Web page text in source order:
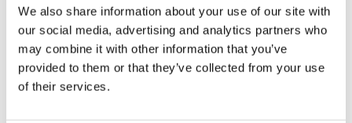
We also share information about your use of our site with
our social media, advertising and analytics partners who
may combine it with other information that you’ve
provided to them or that they’ve collected from your use
of their services.
Crisiscommunicatie-analyse
Benchmarking en share of voice-analyses
Sentimentonderzoek en framinganalyses